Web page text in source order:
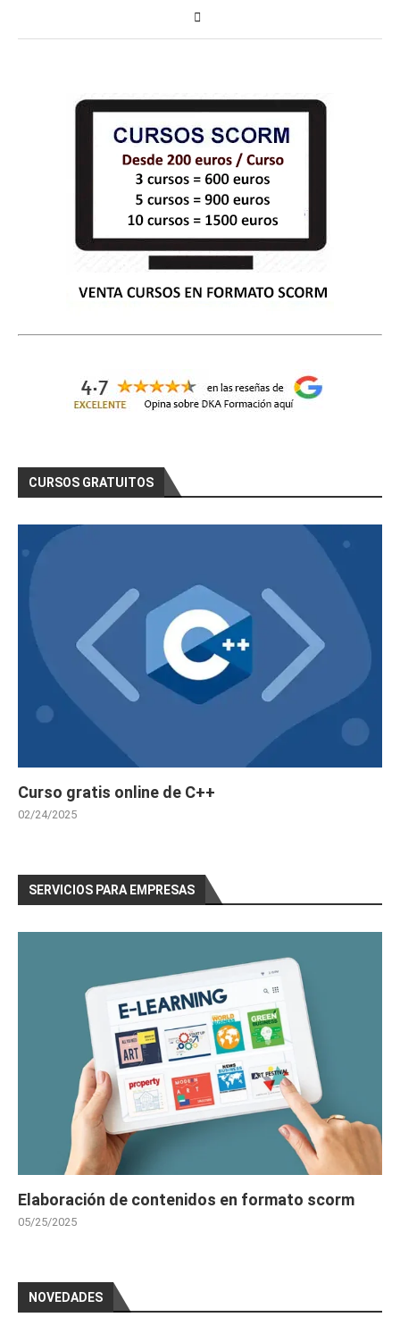
CURSOS GRATUITOS
Curso gratis online de C++
02/24/2025
SERVICIOS PARA EMPRESAS
Elaboración de contenidos en formato scorm
05/25/2025
NOVEDADES